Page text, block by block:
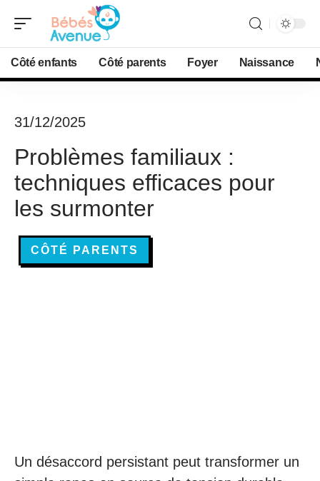
Côté enfants Côté parents Foyer Naissance
31/12/2025
Problèmes familiaux :
techniques efficaces pour
les surmonter
CÔTÉ PARENTS
Un désaccord persistant peut transformer un